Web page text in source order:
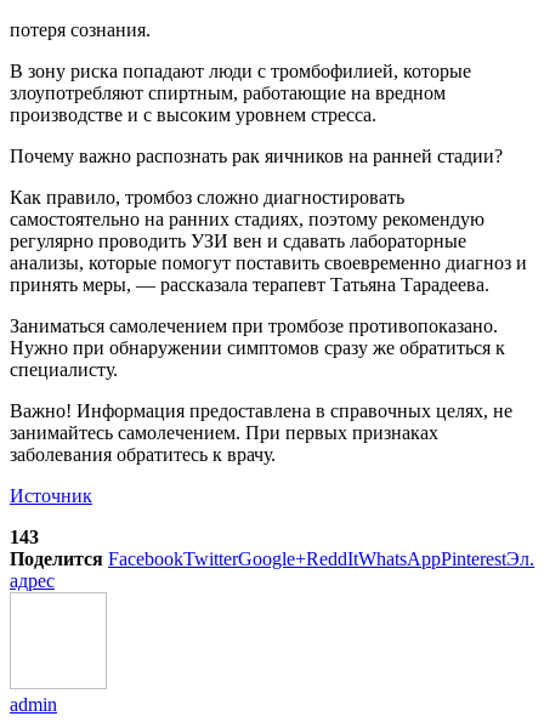
потеря сознания.
В зону риска попадают люди с тромбофилией, которые
злоупотребляют спиртным, работающие на вредном
производстве и с высоким уровнем стресса.
Почему важно распознать рак яичников на ранней стадии?
Как правило, тромбоз сложно диагностировать
самостоятельно на ранних стадиях, поэтому рекомендую
регулярно проводить УЗИ вен и сдавать лабораторные
анализы, которые помогут поставить своевременно диагноз и
принять меры, — рассказала терапевт Татьяна Тарадеева.
Заниматься самолечением при тромбозе противопоказано.
Нужно при обнаружении симптомов сразу же обратиться к
специалисту.
Важно! Информация предоставлена в справочных целях, не
занимайтесь самолечением. При первых признаках
заболевания обратитесь к врачу.
Источник
143
Поделится FacebookTwitterGoogle+ReddItWhatsAppPinterestЭл.
адрес
admin